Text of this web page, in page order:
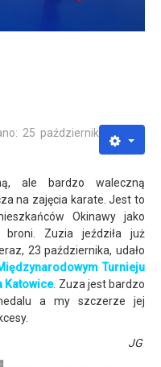
25 październik
ale bardzo waleczną
na zajęcia karate. Jest to
Okinawy jako
Zuzia jeździła już
23 października, udało
Turnieju
Katowice. Zuza jest bardzo
a my szczerze jej
JG